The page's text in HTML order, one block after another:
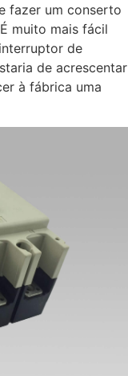
fazer um conserto
muito mais fácil
de
de acrescentar
à fábrica uma